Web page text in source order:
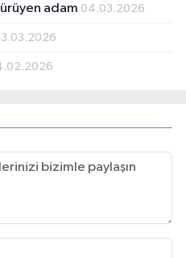
adam 04.03.2026